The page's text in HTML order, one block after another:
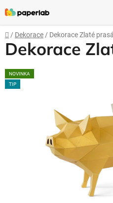
na
obsah
Domů
/ Dekorace / Dekorace Zlaté
Dekorace
NOVINKA
TIP